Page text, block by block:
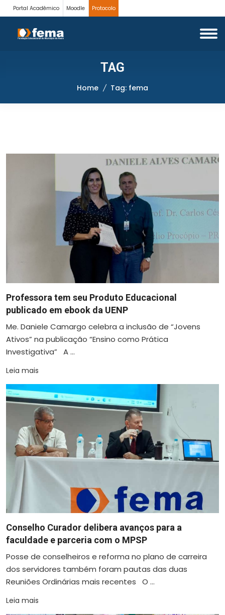
Portal Acadêmico Moodle Protocolo
TAG
Home Tag: fema
Professora tem seu Produto Educacional
publicado em ebook da UENP
Me. Daniele Camargo celebra a inclusão de “Jovens
Ativos” na publicação “Ensino como Prática
Investigativa” A ...
Leia mais
Conselho Curador delibera avanços para a
faculdade e parceria com o MPSP
Posse de conselheiros e reforma no plano de carreira
dos servidores também foram pautas das duas
Reuniões Ordinárias mais recentes O ...
Leia mais